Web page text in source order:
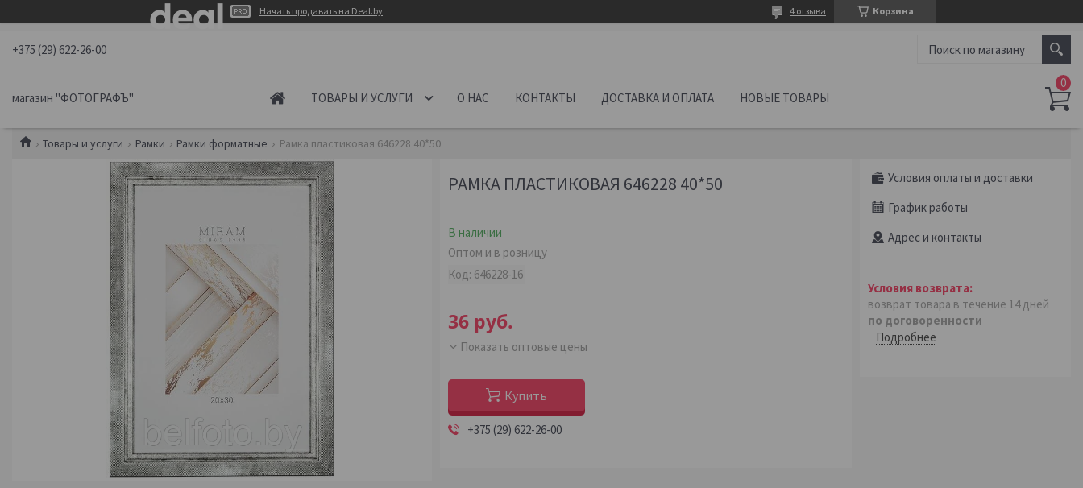
Начать продавать на Deal.by Корзина
4 отзыва
+375 (29) 622-26-00
магазин "ФОТОГРАФЪ" ТОВАРЫ И УСЛУГИ О НАС КОНТАКТЫ ДОСТАВКА И ОПЛАТА НОВЫЕ ТОВАРЫ
Товары и услуги Рамки Рамки форматные Рамка пластиковая 646228 40*50
РАМКА ПЛАСТИКОВАЯ 646228 40*50
В наличии
Оптом и в розницу
Код: 646228-16
36 руб.
Показать оптовые цены
Купить
+375 (29) 622-26-00
Условия оплаты и доставки
График работы
Адрес и контакты
возврат товара в течение 14 дней
по договоренности
Подробнее